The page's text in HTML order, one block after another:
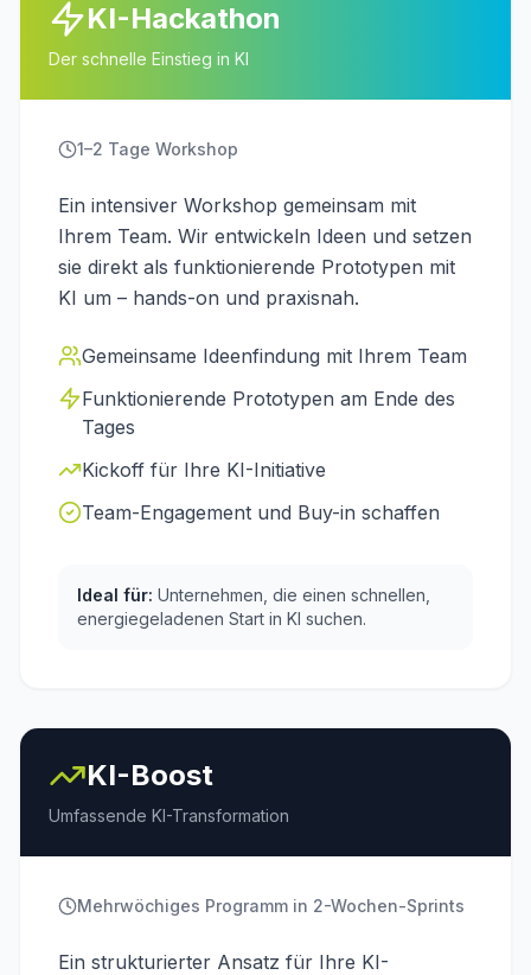
KI-Hackathon
Der schnelle Einstieg in KI
1–2 Tage Workshop
Ein intensiver Workshop gemeinsam mit
Ihrem Team. Wir entwickeln Ideen und setzen
sie direkt als funktionierende Prototypen mit
KI um – hands-on und praxisnah.
Gemeinsame Ideenfindung mit Ihrem Team
Funktionierende Prototypen am Ende des
Tages
Kickoff für Ihre KI-Initiative
Team-Engagement und Buy-in schaffen
Ideal für: Unternehmen, die einen schnellen,
energiegeladenen Start in KI suchen.
KI-Boost
Umfassende KI-Transformation
Mehrwöchiges Programm in 2-Wochen-Sprints
Ein strukturierter Ansatz für Ihre KI-